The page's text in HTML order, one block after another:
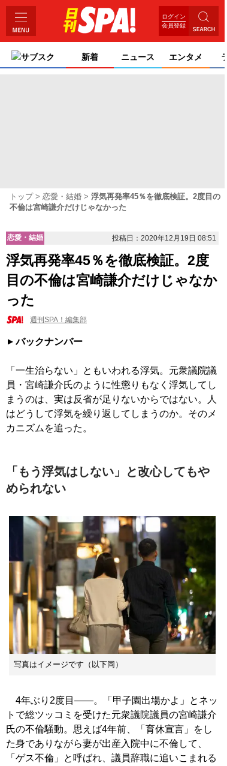
ログイン
会員登録
サブスク 新着 ニュース エンタメ
トップ 恋愛・結婚
浮気再発率45％を徹底検証。2度目の
不倫は宮崎謙介だけじゃなかった
恋愛・結婚 投稿日：2020年12月19日 08:51
浮気再発率45％を徹底検証。2度
目の不倫は宮崎謙介だけじゃなか
った
週刊SPA！編集部
バックナンバー
「一生治らない」ともいわれる浮気。元衆議院議
員・宮崎謙介氏のように性懲りもなく浮気してし
まうのは、実は反省が足りないからではない。人
はどうして浮気を繰り返してしまうのか。そのメ
カニズムを追った。
「もう浮気はしない」と改心してもや
められない
写真はイメージです（以下同）
4年ぶり2度目――。「甲子園出場かよ」とネッ
トで総ツッコミを受けた元衆議院議員の宮崎謙介
氏の不倫騒動。思えば4年前、「育休宣言」をし
た身でありながら妻が出産入院中に不倫して、
「ゲス不倫」と呼ばれ、議員辞職に追いこまれる